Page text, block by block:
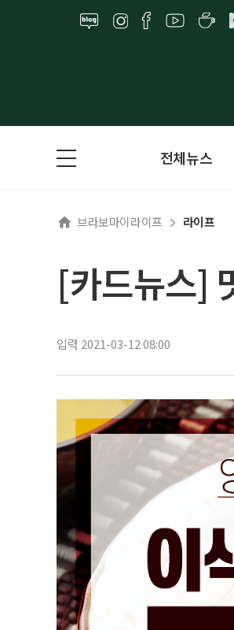
전체뉴스
브라보마이라이프 라이프
[카드뉴스]
입력 2021-03-12 08:00